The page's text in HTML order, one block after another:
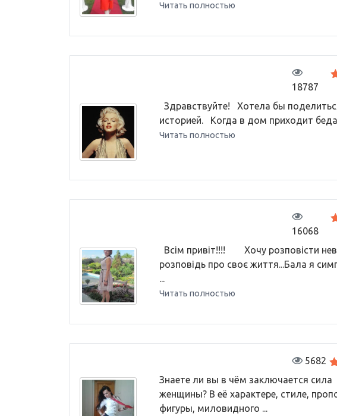
Читать полностью
18787
Здравствуйте! Хотела бы
историей. Когда в дом приходит
Читать полностью
16068
Всім привіт!!!! Хочу розповісти
розповідь про своє життя...Бала я
...
Читать полностью
5682
Знаете ли вы в чём заключается сила
женщины? В её характере, стиле,
фигуры, миловидного ...